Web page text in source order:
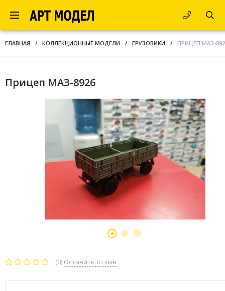
ГЛАВНАЯ / КОЛЛЕКЦИОННЫЕ МОДЕЛИ / ГРУЗОВИКИ / ПРИЦЕП МАЗ-
Прицеп МАЗ-8926
(0) Оставить отзыв